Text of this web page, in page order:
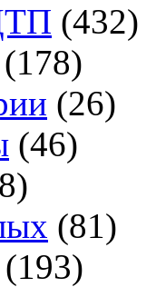
(432)
(178)
(26)
(46)
(81)
(193)